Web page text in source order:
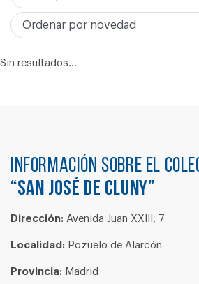
Sin resultados...
Información sobre el
“SAN JOSÉ DE CLUNY”
Dirección: Avenida Juan XXIII, 7
Localidad: Pozuelo de Alarcón
Provincia: Madrid